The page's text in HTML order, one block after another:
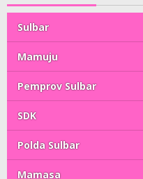
Sulbar
Mamuju
Pemprov Sulbar
SDK
Polda Sulbar
Mamasa